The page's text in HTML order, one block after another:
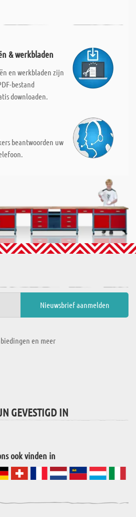
& werkbladen
en werkbladen zijn
bestand
downloaden.
beantwoorden uw
en meer
GEVESTIGD IN
ook vinden in